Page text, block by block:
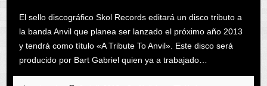
El sello discográfico Skol Records editará un disco tributo a
la banda Anvil que planea ser lanzado el próximo año 2013
y tendrá como título «A Tribute To Anvil». Este disco será
producido por Bart Gabriel quien ya a trabajado…